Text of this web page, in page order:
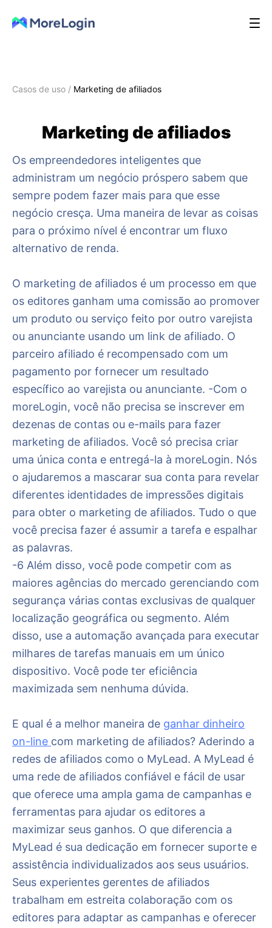
Casos de uso / Marketing de afiliados
Marketing de afiliados
Os empreendedores inteligentes que
administram um negócio próspero sabem que
sempre podem fazer mais para que esse
negócio cresça. Uma maneira de levar as coisas
para o próximo nível é encontrar um fluxo
alternativo de renda.
O marketing de afiliados é um processo em que
os editores ganham uma comissão ao promover
um produto ou serviço feito por outro varejista
ou anunciante usando um link de afiliado. O
parceiro afiliado é recompensado com um
pagamento por fornecer um resultado
específico ao varejista ou anunciante. -Com o
moreLogin, você não precisa se inscrever em
dezenas de contas ou e-mails para fazer
marketing de afiliados. Você só precisa criar
uma única conta e entregá-la à moreLogin. Nós
o ajudaremos a mascarar sua conta para revelar
diferentes identidades de impressões digitais
para obter o marketing de afiliados. Tudo o que
você precisa fazer é assumir a tarefa e espalhar
as palavras.
-6 Além disso, você pode competir com as
maiores agências do mercado gerenciando com
segurança várias contas exclusivas de qualquer
localização geográfica ou segmento. Além
disso, use a automação avançada para executar
milhares de tarefas manuais em um único
dispositivo. Você pode ter eficiência
maximizada sem nenhuma dúvida.
E qual é a melhor maneira de ganhar dinheiro
on-line com marketing de afiliados? Aderindo a
redes de afiliados como o MyLead. A MyLead é
uma rede de afiliados confiável e fácil de usar
que oferece uma ampla gama de campanhas e
ferramentas para ajudar os editores a
maximizar seus ganhos. O que diferencia a
MyLead é sua dedicação em fornecer suporte e
assistência individualizados aos seus usuários.
Seus experientes gerentes de afiliados
trabalham em estreita colaboração com os
editores para adaptar as campanhas e oferecer